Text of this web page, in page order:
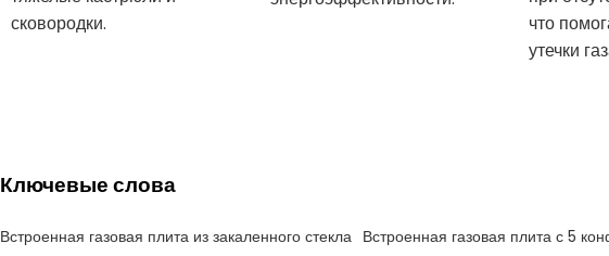
сковородки.
что
утечки
Ключевые слова
Встроенная газовая плита из закаленного стекла Встроенная газовая плита с 5